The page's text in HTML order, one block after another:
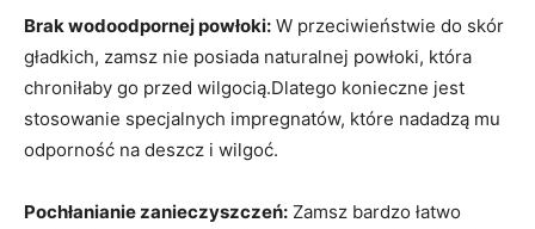
Brak wodoodpornej powłoki: W przeciwieństwie do skór
gładkich, zamsz nie posiada naturalnej powłoki, która
chroniłaby go przed wilgocią.Dlatego konieczne jest
stosowanie specjalnych impregnatów, które nadadzą mu
odporność na deszcz i wilgoć.
Pochłanianie zanieczyszczeń: Zamsz bardzo łatwo